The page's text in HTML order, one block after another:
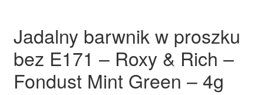
Jadalny barwnik w proszku
bez E171 – Roxy & Rich –
Fondust Mint Green – 4g